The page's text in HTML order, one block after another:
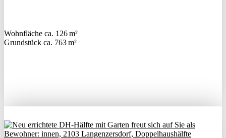
Wohnfläche ca. 126 m²
Grund­stück ca. 763 m²